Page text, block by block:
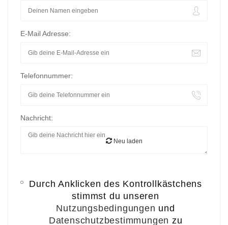
E-Mail Adresse:
Telefonnummer:
Nachricht:
Neu laden
Durch Anklicken des Kontrollkästchens
stimmst du unseren
Nutzungsbedingungen und
Datenschutzbestimmungen zu